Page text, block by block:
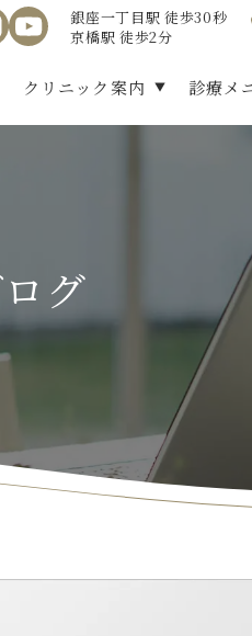
銀座一丁目駅 徒歩30秒
京橋駅 徒歩2分
クリニック案内 診療メ
グ